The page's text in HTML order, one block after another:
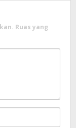
Ruas yang